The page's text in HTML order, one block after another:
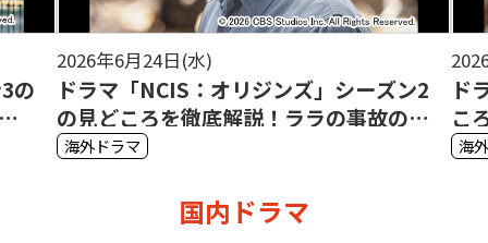
2
2026年6月16日(火)
ドラマ「マトロック」シーズン2の見ど
ころを徹底解説！友情と裏切りが交錯す
る心理戦に注目
海外ドラマ
ド
こ
か
海
国内ドラマ